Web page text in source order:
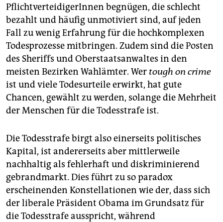
PflichtverteidigerInnen begnügen, die schlecht
bezahlt und häufig unmotiviert sind, auf jeden
Fall zu wenig Erfahrung für die hochkomplexen
Todesprozesse mitbringen. Zudem sind die Posten
des Sheriffs und Oberstaatsanwaltes in den
meisten Bezirken Wahlämter. Wer tough on crime
ist und viele Todesurteile erwirkt, hat gute
Chancen, gewählt zu werden, solange die Mehrheit
der Menschen für die Todesstrafe ist.
Die Todesstrafe birgt also einerseits politisches
Kapital, ist andererseits aber mittlerweile
nachhaltig als fehlerhaft und diskriminierend
gebrandmarkt. Dies führt zu so paradox
erscheinenden Konstellationen wie der, dass sich
der liberale Präsident Obama im Grundsatz für
die Todesstrafe ausspricht, während